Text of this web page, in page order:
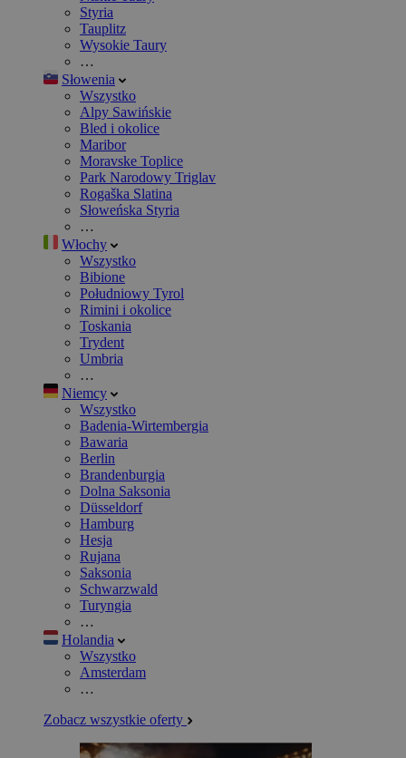
Styria
Tauplitz
Wysokie Taury
…
Słowenia
Wszystko
Alpy Sawińskie
Bled i okolice
Maribor
Moravske Toplice
Park Narodowy Triglav
Rogaška Slatina
Słoweńska Styria
…
Włochy
Wszystko
Bibione
Południowy Tyrol
Rimini i okolice
Toskania
Trydent
Umbria
…
Niemcy
Wszystko
Badenia-Wirtembergia
Bawaria
Berlin
Brandenburgia
Dolna Saksonia
Düsseldorf
Hamburg
Hesja
Rujana
Saksonia
Schwarzwald
Turyngia
…
Holandia
Wszystko
Amsterdam
…
Zobacz wszystkie oferty